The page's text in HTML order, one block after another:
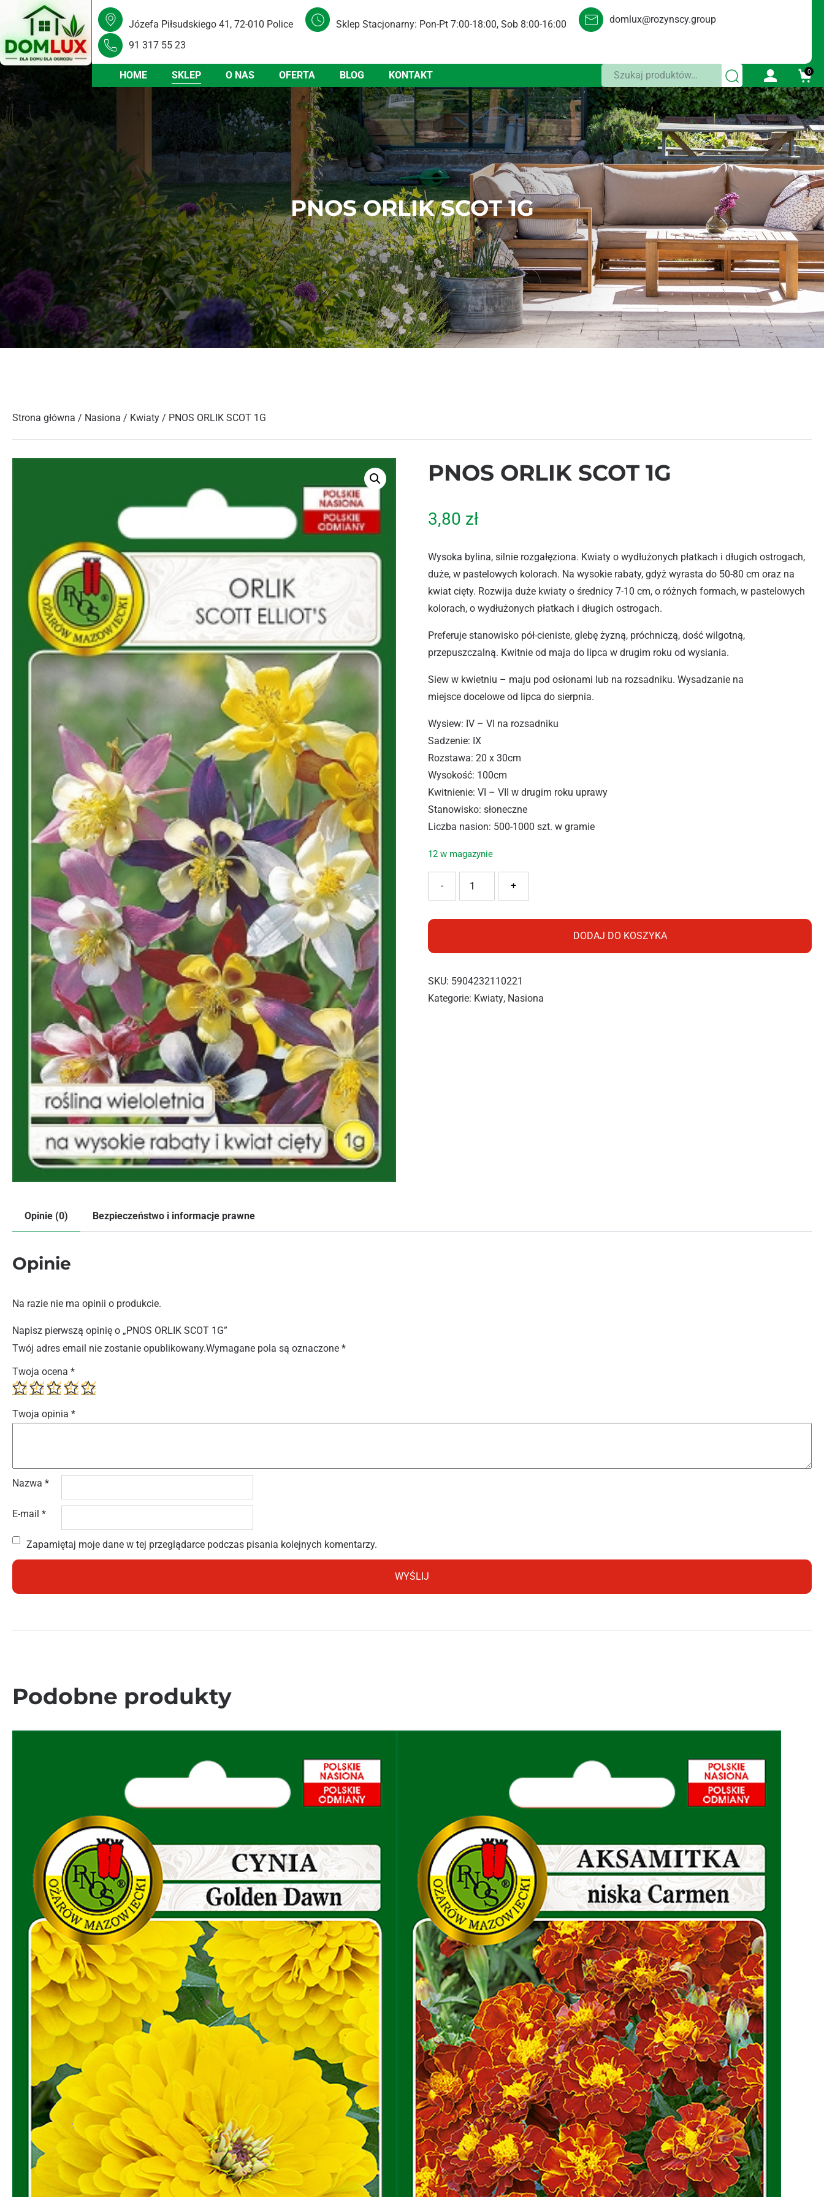
Józefa Piłsudskiego 41, 72-010 Police Sklep Stacjonarny: Pon-Pt 7:00-18:00, Sob 8:00-16:00 domlux@rozynscy.group
91 317 55 23
HOME SKLEP O NAS OFERTA BLOG KONTAKT Szukaj: 0
PNOS ORLIK SCOT 1G
Strona główna / Nasiona / Kwiaty / PNOS ORLIK SCOT 1G
PNOS ORLIK SCOT 1G
3,80 zł
Wysoka bylina, silnie rozgałęziona. Kwiaty o wydłużonych płatkach i długich ostrogach,
duże, w pastelowych kolorach. Na wysokie rabaty, gdyż wyrasta do 50-80 cm oraz na
kwiat cięty. Rozwija duże kwiaty o średnicy 7-10 cm, o różnych formach, w pastelowych
kolorach, o wydłużonych płatkach i długich ostrogach.
Preferuje stanowisko pół-cieniste, glebę żyzną, próchniczą, dość wilgotną,
przepuszczalną. Kwitnie od maja do lipca w drugim roku od wysiania.
Siew w kwietniu – maju pod osłonami lub na rozsadniku. Wysadzanie na
miejsce docelowe od lipca do sierpnia.
Wysiew: IV – VI na rozsadniku
Sadzenie: IX
Rozstawa: 20 x 30cm
Wysokość: 100cm
Kwitnienie: VI – VII w drugim roku uprawy
Stanowisko: słoneczne
Liczba nasion: 500-1000 szt. w gramie
12 w magazynie
+
-
DODAJ DO KOSZYKA
SKU: 5904232110221
Kategorie: Kwiaty, Nasiona
Opinie (0) Bezpieczeństwo i informacje prawne
Opinie
Na razie nie ma opinii o produkcie.
Napisz pierwszą opinię o „PNOS ORLIK SCOT 1G”
Twój adres email nie zostanie opublikowany.Wymagane pola są oznaczone *
Twoja ocena *
Twoja opinia *
Nazwa *
E-mail *
Zapamiętaj moje dane w tej przeglądarce podczas pisania kolejnych komentarzy.
Podobne produkty